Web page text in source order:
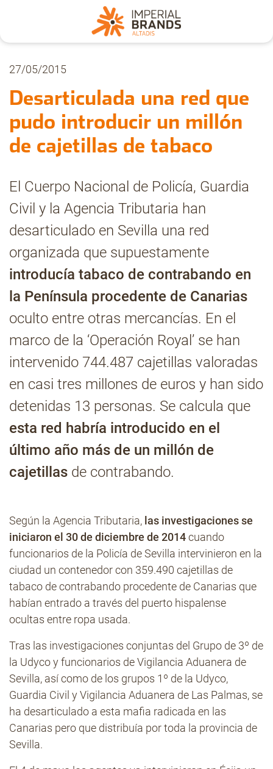
Nosotros
Secciones
Denuncia
Pregúntanos
Archivo
Estadísticas CMT
Contacto
27/05/2015
Desarticulada una red que
pudo introducir un millón
de cajetillas de tabaco
El Cuerpo Nacional de Policía, Guardia
Civil y la Agencia Tributaria han
desarticulado en Sevilla una red
organizada que supuestamente
introducía tabaco de contrabando en
la Península procedente de Canarias
oculto entre otras mercancías. En el
marco de la ‘Operación Royal’ se han
intervenido 744.487 cajetillas valoradas
en casi tres millones de euros y han sido
detenidas 13 personas. Se calcula que
esta red habría introducido en el
último año más de un millón de
cajetillas de contrabando.
Según la Agencia Tributaria, las investigaciones se
iniciaron el 30 de diciembre de 2014cuando
funcionarios de la Policía de Sevilla intervinieron en la
ciudad un contenedor con 359.490 cajetillas de
tabaco de contrabando procedente de Canarias que
habían entrado a través del puerto hispalense
ocultas entre ropa usada.
Tras las investigaciones conjuntas del Grupo de 3º de
la Udyco y funcionarios de Vigilancia Aduanera de
Sevilla, así como de los grupos 1º de la Udyco,
Guardia Civil y Vigilancia Aduanera de Las Palmas, se
ha desarticulado a esta mafia radicada en las
Canarias pero que distribuía por toda la provincia de
Sevilla.